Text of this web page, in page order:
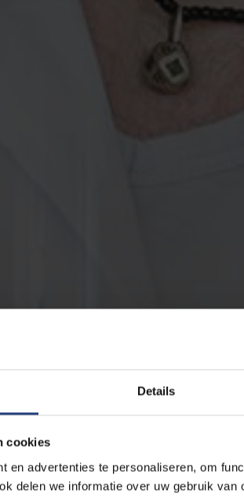
Details
cookies
en advertenties te personaliseren, om
delen we informatie over uw gebruik